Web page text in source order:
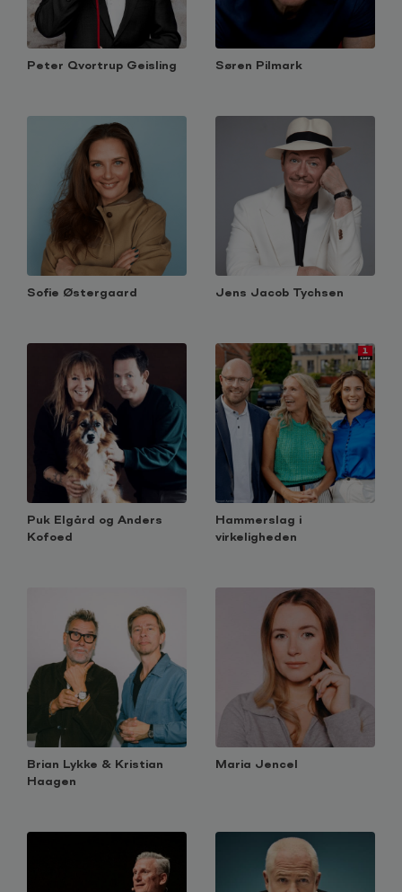
Peter Qvortrup Geisling Søren Pilmark
Sofie Østergaard Jens Jacob Tychsen
Puk Elgård og Anders
Kofoed
Hammerslag i
virkeligheden
Brian Lykke & Kristian
Haagen
Maria Jencel